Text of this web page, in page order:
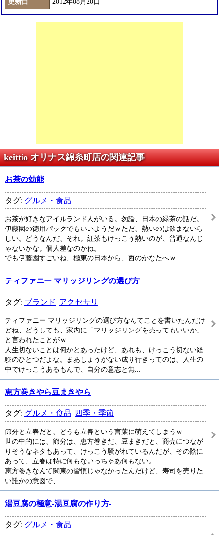
keittio オリナス錦糸町店の関連記事
お茶の効能
タグ: グルメ・食品
お茶が好きなアイルランド人がいる。勿論、日本の緑茶の話だ。
伊藤園の徳用パックでもいいようだｗただ、熱いのは飲まないら
しい。どうなんだ、それ。紅茶もけっこう熱いのが、普通なんじ
ゃないかな。個人差なのかね。
でも伊藤園すごいね、極東の日本から、西のかなたへｗ
ティファニー マリッジリングの選び方
タグ: ブランド アクセサリ
ティファニー マリッジリングの選び方なんてことを書いたんだけ
どね、どうしても、家内に「マリッジリングを売ってもいいか」
と言われたことがｗ
人生切ないことは何かとあったけど、あれも、けっこう切ない経
験のひとつだよな。まあしょうがない成り行きってのは、人生の
中でけっこうあるもんで、自分の意志と無...
恵方巻きやら豆まきやら
タグ: グルメ・食品 四季・季節
節分と立春だと、どうも立春という言葉に萌えてしまうｗ
世の中的には、節分は、恵方巻きだ、豆まきだと、商売につなが
りそうなネタもあって、けっこう騒がれているんだが、その陰に
あって、立春は特に何もないっちゃあ何もない。
恵方巻きなんて関東の習慣じゃなかったんだけど、寿司を売りた
い誰かの意図で、...
湯豆腐の極意-湯豆腐の作り方-
タグ: グルメ・食品